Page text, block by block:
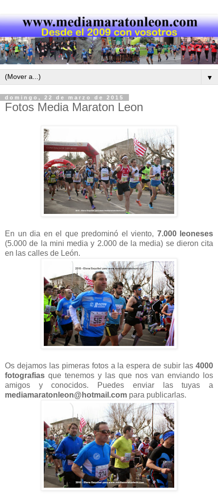
▼
domingo, 22 de marzo de 2015
Fotos Media Maraton Leon
En un dia en el que predominó el viento, 7.000 leoneses
(5.000 de la mini media y 2.000 de la media) se dieron cita
en las calles de León.
Os dejamos las pimeras fotos a la espera de subir las 4000
fotografias que tenemos y las que nos van enviando los
amigos y conocidos. Puedes enviar las tuyas a
mediamaratonleon@hotmail.com para publicarlas.